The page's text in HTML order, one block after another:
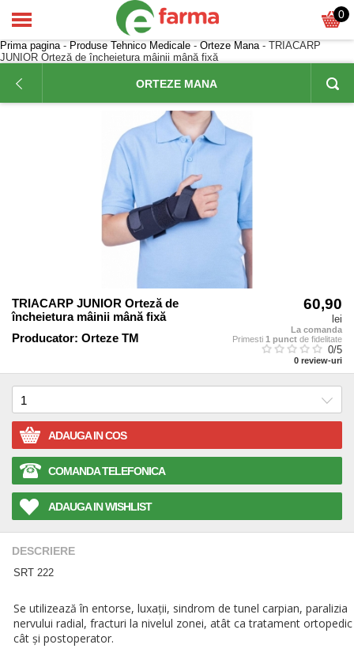
0
Prima pagina- Produse Tehnico Medicale - Orteze Mana- TRIACARP
JUNIOR Orteză de încheietura mâinii mână fixă
ORTEZE MANA
TRIACARP JUNIOR Orteză de
încheietura mâinii mână fixă
Producator: Orteze TM
60,90
lei
La comanda
Primesti 1 punct de fidelitate
0/5
0 review-uri
ADAUGA IN COS
COMANDA TELEFONICA
ADAUGA IN WISHLIST
DESCRIERE
SRT 222
Se utilizează în entorse, luxaţii, sindrom de tunel carpian, paralizia
nervului radial, fracturi la nivelul zonei, atât ca tratament ortopedic
cât și postoperator.